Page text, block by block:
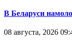
В Беларуси
08 августа, 2026